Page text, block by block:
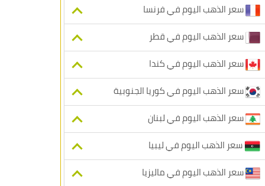
سعر الذهب اليوم في فرنسا
سعر الذهب اليوم في قطر
سعر الذهب اليوم في كندا
سعر الذهب اليوم في كوريا الجنوبية
سعر الذهب اليوم في لبنان
سعر الذهب اليوم في ليبيا
سعر الذهب اليوم في ماليزيا